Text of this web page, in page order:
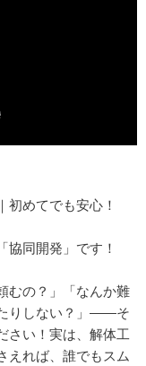
めてでも安心！
同開発」です！
むの？」「なんか難
りしない？」――そ
さい！実は、解体工
えれば、誰でもスム